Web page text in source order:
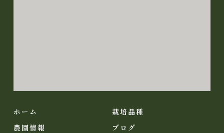
ホーム
栽培品種
農園情報
ブログ